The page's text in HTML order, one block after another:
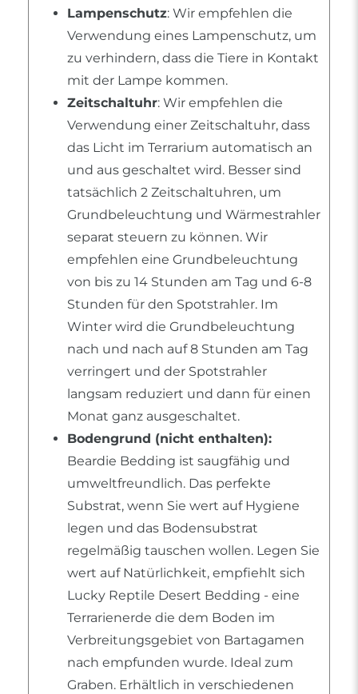
Lampenschutz: Wir empfehlen die
Verwendung eines Lampenschutz, um
zu verhindern, dass die Tiere in Kontakt
mit der Lampe kommen.
Zeitschaltuhr: Wir empfehlen die
Verwendung einer Zeitschaltuhr, dass
das Licht im Terrarium automatisch an
und aus geschaltet wird. Besser sind
tatsächlich 2 Zeitschaltuhren, um
Grundbeleuchtung und Wärmestrahler
separat steuern zu können. Wir
empfehlen eine Grundbeleuchtung
von bis zu 14 Stunden am Tag und 6-8
Stunden für den Spotstrahler. Im
Winter wird die Grundbeleuchtung
nach und nach auf 8 Stunden am Tag
verringert und der Spotstrahler
langsam reduziert und dann für einen
Monat ganz ausgeschaltet.
Bodengrund (nicht enthalten):
Beardie Bedding ist saugfähig und
umweltfreundlich. Das perfekte
Substrat, wenn Sie wert auf Hygiene
legen und das Bodensubstrat
regelmäßig tauschen wollen. Legen Sie
wert auf Natürlichkeit, empfiehlt sich
Lucky Reptile Desert Bedding - eine
Terrarienerde die dem Boden im
Verbreitungsgebiet von Bartagamen
nach empfunden wurde. Ideal zum
Graben. Erhältlich in verschiedenen